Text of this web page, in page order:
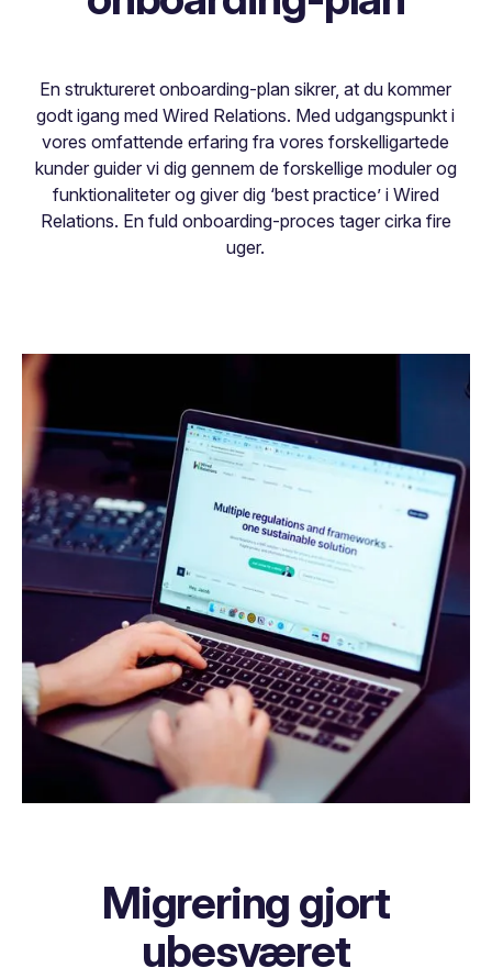
En struktureret onboarding-plan sikrer, at du kommer
godt igang med Wired Relations. Med udgangspunkt i
vores omfattende erfaring fra vores forskelligartede
kunder guider vi dig gennem de forskellige moduler og
funktionaliteter og giver dig ‘best practice’ i Wired
Relations. En fuld onboarding-proces tager cirka fire
uger.
Migrering gjort
ubesværet